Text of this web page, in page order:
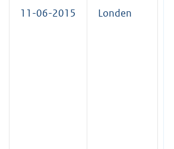
11-06-2015 Londen